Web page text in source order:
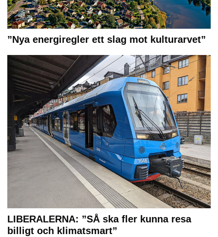
”Nya energiregler ett slag mot kulturarvet”
LIBERALERNA: ”SÅ ska fler kunna resa
billigt och klimatsmart”